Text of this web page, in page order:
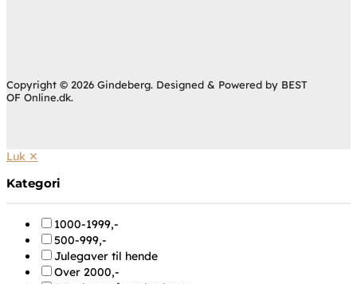
Copyright © 2026 Gindeberg. Designed & Powered by BEST
OF Online.dk.
Luk ✕
Kategori
1000-1999,-
500-999,-
Julegaver til hende
Over 2000,-